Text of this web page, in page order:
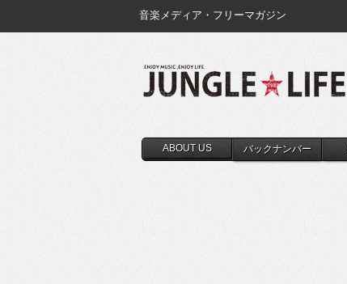
音楽メディア・フリーマガジン
ABOUT US バックナンバー